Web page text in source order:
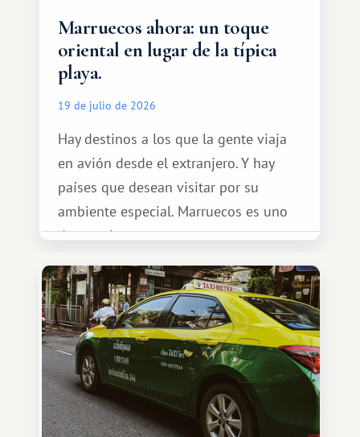
Marruecos ahora: un toque
oriental en lugar de la típica
playa.
19 de julio de 2026
Hay destinos a los que la gente viaja
en avión desde el extranjero. Y hay
países que desean visitar por su
ambiente especial. Marruecos es uno
de esos lugares.